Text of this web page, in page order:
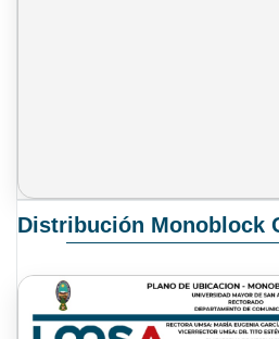
Distribución Monoblock